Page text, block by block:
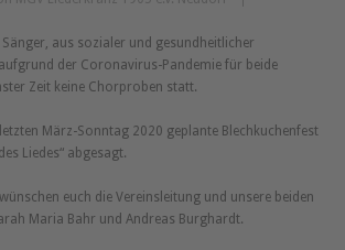
Sänger, aus sozialer und gesundheitlicher
der Coronavirus-Pandemie für beide
Zeit keine Chorproben statt.
März-Sonntag 2020 geplante Blechkuchenfest
Liedes“ abgesagt.
euch die Vereinsleitung und unsere beiden
Maria Bahr und Andreas Burghardt.